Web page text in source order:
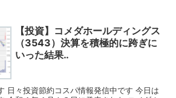
【投資】コメダホールディングス
（3543）決算を積極的に跨ぎに
いった結果‥
日々投資節約コスパ情報発信中です 今日は